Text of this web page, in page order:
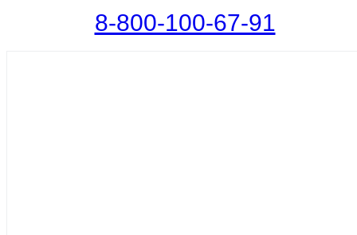
8-800-100-67-91